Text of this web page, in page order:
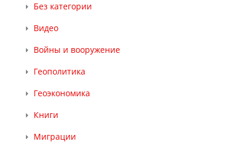
Без категории
Видео
Войны и вооружение
Геополитика
Геоэкономика
Книги
Миграции